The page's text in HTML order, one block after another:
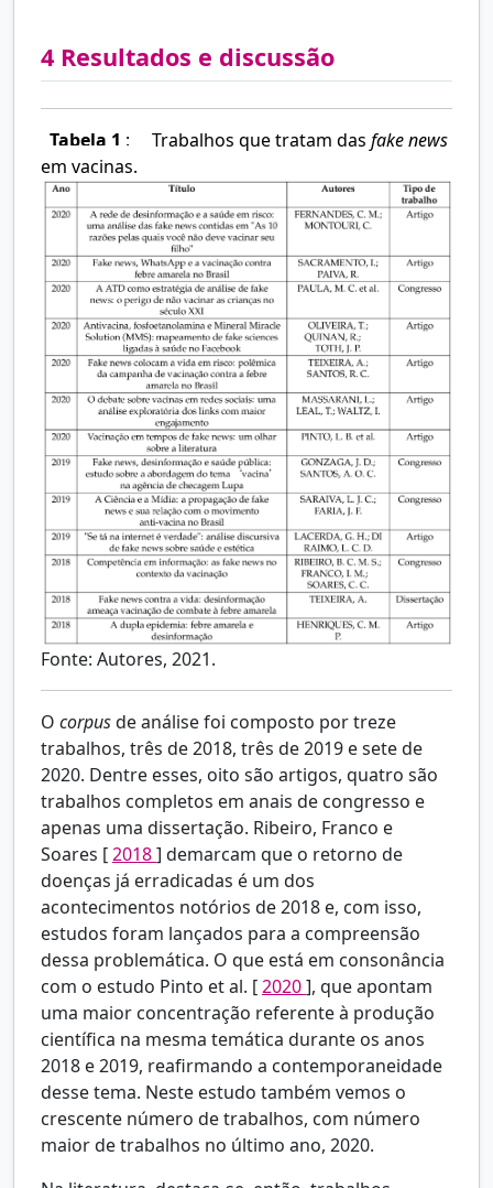
4 Resultados e discussão
Tabela 1 : Trabalhos que tratam das fake news
em vacinas.
Fonte: Autores, 2021.
O corpusde análise foi composto por treze
trabalhos, três de 2018, três de 2019 e sete de
2020. Dentre esses, oito são artigos, quatro são
trabalhos completos em anais de congresso e
apenas uma dissertação. Ribeiro, Franco e
Soares [2018] demarcam que o retorno de
doenças já erradicadas é um dos
acontecimentos notórios de 2018 e, com isso,
estudos foram lançados para a compreensão
dessa problemática. O que está em consonância
com o estudo Pinto et al. [2020], que apontam
uma maior concentração referente à produção
científica na mesma temática durante os anos
2018 e 2019, reafirmando a contemporaneidade
desse tema. Neste estudo também vemos o
crescente número de trabalhos, com número
maior de trabalhos no último ano, 2020.